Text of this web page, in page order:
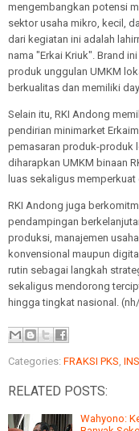
mengembangkan potensi
sektor usaha mikro, kecil,
dari kegiatan ini adalah
nama "Erkai Kriuk". Brand
produk unggulan UMKM
berkualitas dan memiliki
Selain itu, RKI Andong
pendirian minimarket
pemasaran produk-produk
diharapkan UMKM binaan
luas sekaligus
RKI Andong juga
pendampingan
produksi, manajemen
konvensional maupun
rutin sebagai langkah
sekaligus mendorong
hingga tingkat nasional.
Categories: FRAKSI PKS
RELATED POSTS:
Wahyono: